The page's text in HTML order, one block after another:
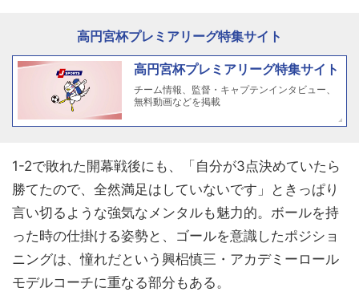
高円宮杯プレミアリーグ特集サイト
高円宮杯プレミアリーグ特集サイト
チーム情報、監督・キャプテンインタビュー、
無料動画などを掲載
1-2で敗れた開幕戦後にも、「自分が3点決めていたら
勝てたので、全然満足はしていないです」ときっぱり
言い切るような強気なメンタルも魅力的。ボールを持
った時の仕掛ける姿勢と、ゴールを意識したポジショ
ニングは、憧れだという興梠慎三・アカデミーロール
モデルコーチに重なる部分もある。